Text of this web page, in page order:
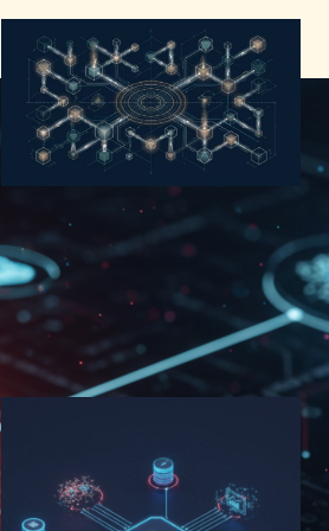
Agentic AI Foundation｜エ
ージェント時代の標準化が動
き出した——AAIFとA2Aが描
く設計図
AI（人工知能）ニュース
Microsoft
2026年5月19日18:17